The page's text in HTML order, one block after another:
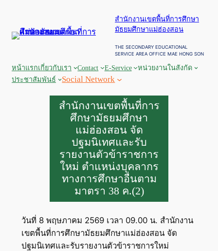
สำนักงานเขตพื้นที่การศึกษา
มัธยมศึกษาแม่ฮ่องสอน
THE SECONDARY EDUCATIONAL
SERVICE AREA OFFICE MAE HONG SON
หน้าแรกเกี่ยวกับเรา Contact E-Service
หน่วยงานในสังกัด
ประชาสัมพันธ์
Social Network
สำนักงานเขตพื้นที่การ
ศึกษามัธยมศึกษา
แม่ฮ่องสอน จัด
ปฐมนิเทศและรับ
รายงานตัวข้าราชการ
ใหม่ ตำแหน่งบุคลากร
ทางการศึกษาอื่นตาม
มาตรา 38 ค.(2)
วันที่ 8 พฤษภาคม 2569 เวลา 09.00 น. สำนักงาน
เขตพื้นที่การศึกษามัธยมศึกษาแม่ฮ่องสอน จัด
ปฐมนิเทศและรับรายงานตัวข้าราชการใหม่